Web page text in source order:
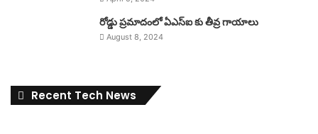
రోడ్డు ప్రమాదంలో ఏఎస్ఐ కు తీవ్ర గాయాలు
August 8, 2024
Recent Tech News